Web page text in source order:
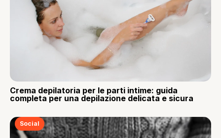
Crema depilatoria per le parti intime: guida
completa per una depilazione delicata e sicura
Social